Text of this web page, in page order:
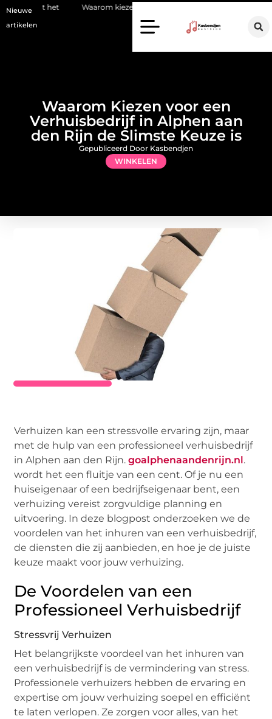
Nieuwe
artikelen
Waarom kiezen voor een stukadoor in Amersfoort?
Waarom Kiezen voor een
Verhuisbedrijf in Alphen aan
den Rijn de Slimste Keuze is
WINKELEN
Gepubliceerd Door Kasbendjen
Verhuizen kan een stressvolle ervaring zijn, maar
met de hulp van een professioneel verhuisbedrijf
in Alphen aan den Rijn.goalphenaandenrijn.nl.
wordt het een fluitje van een cent. Of je nu een
huiseigenaar of een bedrijfseigenaar bent, een
verhuizing vereist zorgvuldige planning en
uitvoering. In deze blogpost onderzoeken we de
voordelen van het inhuren van een verhuisbedrijf,
de diensten die zij aanbieden, en hoe je de juiste
keuze maakt voor jouw verhuizing.
De Voordelen van een
Professioneel Verhuisbedrijf
Stressvrij Verhuizen
Het belangrijkste voordeel van het inhuren van
een verhuisbedrijf is de vermindering van stress.
Professionele verhuizers hebben de ervaring en
expertise om jouw verhuizing soepel en efficiënt
te laten verlopen. Ze zorgen voor alles, van het